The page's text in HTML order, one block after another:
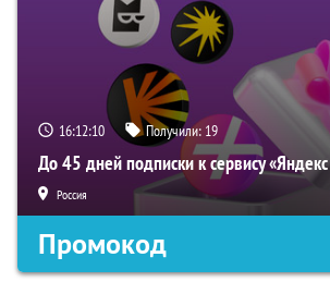
16:12:09 Получили: 19
До 45 дней подписки к сервису
Россия
Промокод